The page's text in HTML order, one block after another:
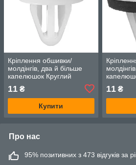
Кріплення обшивки/
молдінгів, два й більше
капелюшок Круглий
капелюшок — Infiniti Q60
11 ₴
Купити
11₴
Про нас
95% позитивних з 473 відгуків за